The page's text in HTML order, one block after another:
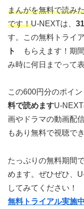
まんがを無料で読み
です！U-NEXTは、
す。この無料トライ
ト
もらえます！期
み時に何日までって
この600円分のポイ
料で読めますU-
画やドラマの動画配
もあり無料で視聴で
たっぷりの無料期間
めます。ぜひぜひ、
してみてください！
無料トライアル実施